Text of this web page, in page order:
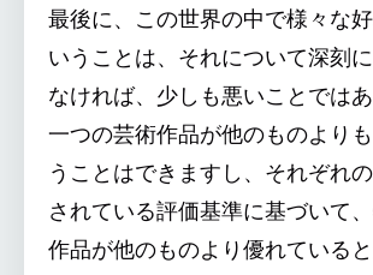
最後に、この世界の中で様々な
いうことは、それについて深刻
なければ、少しも悪いことではあ
一つの芸術作品が他のものより
うことはできますし、それぞれ
されている評価基準に基づいて
作品が他のものより優れている